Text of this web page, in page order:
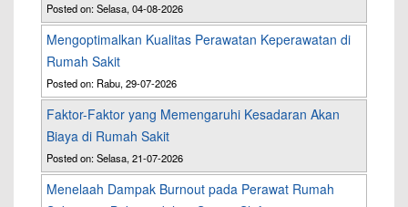
Posted on: Selasa, 04-08-2026
Mengoptimalkan Kualitas Perawatan Keperawatan di
Rumah Sakit
Posted on: Rabu, 29-07-2026
Faktor-Faktor yang Memengaruhi Kesadaran Akan
Biaya di Rumah Sakit
Posted on: Selasa, 21-07-2026
Menelaah Dampak Burnout pada Perawat Rumah